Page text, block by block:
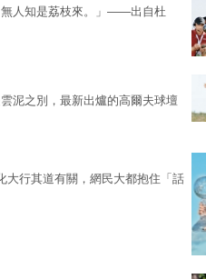
無人知是荔枝來。」——出自杜
泥之別，最新出爐的高爾夫球壇
大行其道有關，網民大都抱住「話